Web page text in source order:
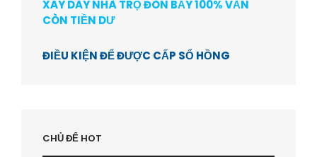
XÂY DÃY NHÀ TRỌ ĐÒN BẨY 100% VẪN
CÒN TIỀN DƯ
ĐIỀU KIỆN ĐỂ ĐƯỢC CẤP SỔ HỒNG
CHỦ ĐỂ HOT